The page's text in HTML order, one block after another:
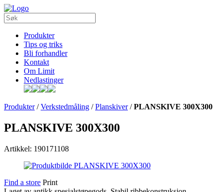
Produkter
Tips og triks
Bli forhandler
Kontakt
Om Limit
Nedlastinger
Produkter/Verkstedmåling /Planskiver/PLANSKIVE 300X300
PLANSKIVE 300X300
Artikkel: 190171108
Find a store Print